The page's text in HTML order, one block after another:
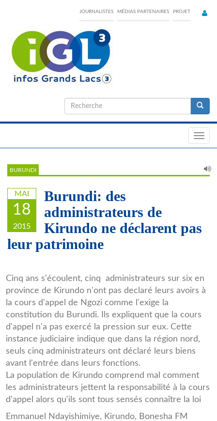
content
JOURNALISTES MÉDIAS PARTENAIRES PROJET
Formulaire
de
BURUNDI
MAI
18
2015
Burundi: des
administrateurs de
Kirundo ne déclarent pas
leur patrimoine
Cinq ans s'écoulent, cinq administrateurs sur six en
province de Kirundo n'ont pas declaré leurs avoirs à
la cours d'appel de Ngozi comme l'exige la
constitution du Burundi. Ils expliquent que la cours
d'appel n'a pas exercé la pression sur eux. Cette
instance judiciaire indique que dans la région nord,
seuls cinq administrateurs ont déclaré leurs biens
avant l'entrée dans leurs fonctions.
La population de Kirundo comprend mal comment
les administrateurs jettent la responsabilité à la cours
d'appel alors qu'ils sont tous sensés connaître la loi
Emmanuel Ndayishimiye, Kirundo, Bonesha FM